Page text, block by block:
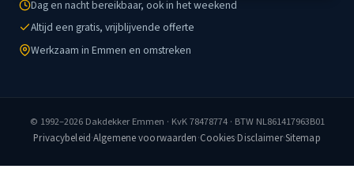
Dag en nacht bereikbaar, ook in het weekend
Altijd een gratis, vrijblijvende offerte
Werkzaam in Emmen en omstreken
© 1992–2026 Dakdekker Emmen · KvK 78478774 · BTW NL861417963B01
Privacybeleid·Algemene voorwaarden·Cookies·Disclaimer·Sitemap